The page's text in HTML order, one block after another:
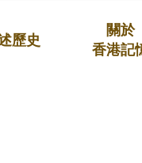
歷史
關於
香港記